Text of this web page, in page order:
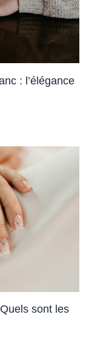
: l’élégance
sont les